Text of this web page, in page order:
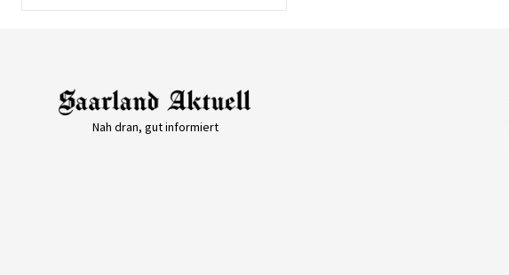
Nah dran, gut informiert